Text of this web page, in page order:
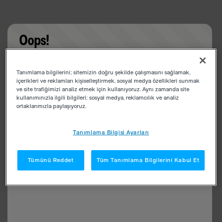
Oops!
app
Tanımlama bilgilerini; sitemizin doğru şekilde çalışmasını sağlamak,
içerikleri ve reklamları kişiselleştirmek, sosyal medya özellikleri sunmak
ve site trafiğimizi analiz etmek için kullanıyoruz. Aynı zamanda site
kullanımınızla ilgili bilgileri; sosyal medya, reklamcılık ve analiz
ortaklarımızla paylaşıyoruz.
Tanımlama Bilgisi Ayarları
Tümünü Reddet Tüm Tanımlama Bilgilerini Kabul Et